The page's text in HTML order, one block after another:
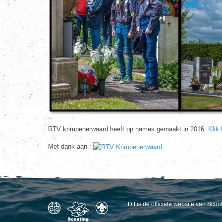
RTV krimpenerwaard heeft op names gemaakt in 2016. Klik
Met dank aan :
Dit is de officiële website van
|